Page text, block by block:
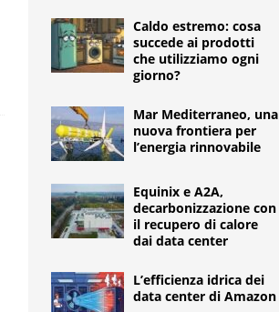
Caldo estremo: cosa
succede ai prodotti
che utilizziamo ogni
giorno?
Mar Mediterraneo, una
nuova frontiera per
l’energia rinnovabile
Equinix e A2A,
decarbonizzazione con
il recupero di calore
dai data center
L’efficienza idrica dei
data center di Amazon